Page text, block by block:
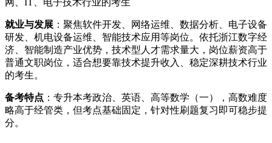
网、IT、电子技术行业的考生
就业与发展 ：聚焦软件开发、网络运维、数据分析、电子设备
研发、机电设备运维、智能技术应用等岗位。依托浙江数字经
济、智能制造产业优势，技术型人才需求量大，岗位薪资高于
普通文职岗位，适合想要靠技术提升收入、稳定深耕技术行业
的考生。
备考特点 ：专升本考政治、英语、高等数学（一），高数难度
略高于经管类，但考点基础固定，针对性刷题复习即可稳步提
分。